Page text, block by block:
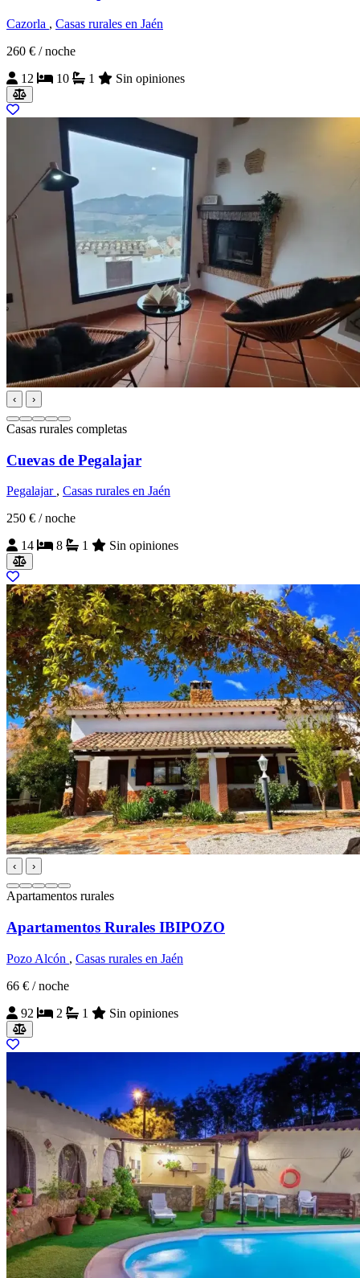
Cazorla , Casas rurales en Jaén
260 € / noche
12
10 1 Sin opiniones
‹ ›
Casas rurales completas
Cuevas de Pegalajar
Pegalajar , Casas rurales en Jaén
250 € / noche
14
8 1 Sin opiniones
‹ ›
Apartamentos rurales
Apartamentos Rurales IBIPOZO
Pozo Alcón , Casas rurales en Jaén
66 € / noche
92
2 1 Sin opiniones